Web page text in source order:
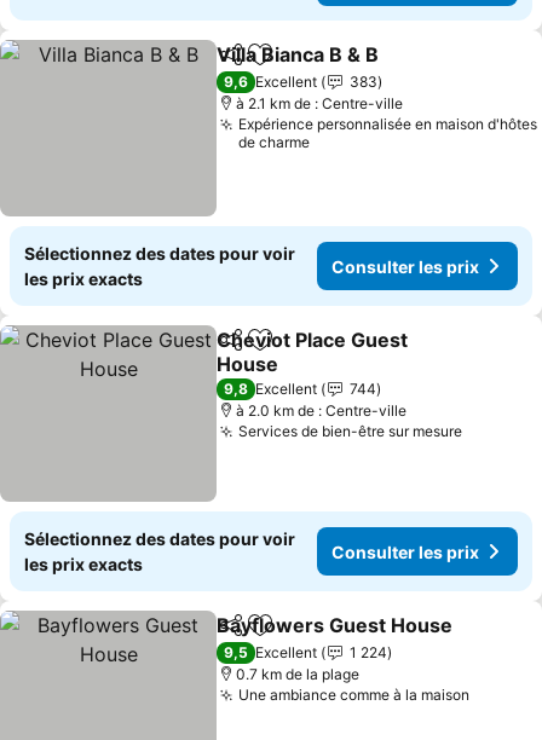
PartagerAjouter à mes favoris
Villa Bianca B & B
9,6 Excellent
383
à 2.1 km de : Centre-ville
Expérience personnalisée en maison d'hôtes
de charme
Sélectionnez des dates pour voir
les prix exacts
Consulter les prix
PartagerAjouter à mes favoris
Cheviot Place Guest
House
Consulter les prix
9,8 Excellent
744
à 2.0 km de : Centre-ville
Services de bien-être sur mesure
Sélectionnez des dates pour voir
les prix exacts
Consulter les prix
PartagerAjouter à mes favoris
Bayflowers Guest House
9,5 Excellent
1 224
0.7 km de la plage
Une ambiance comme à la maison